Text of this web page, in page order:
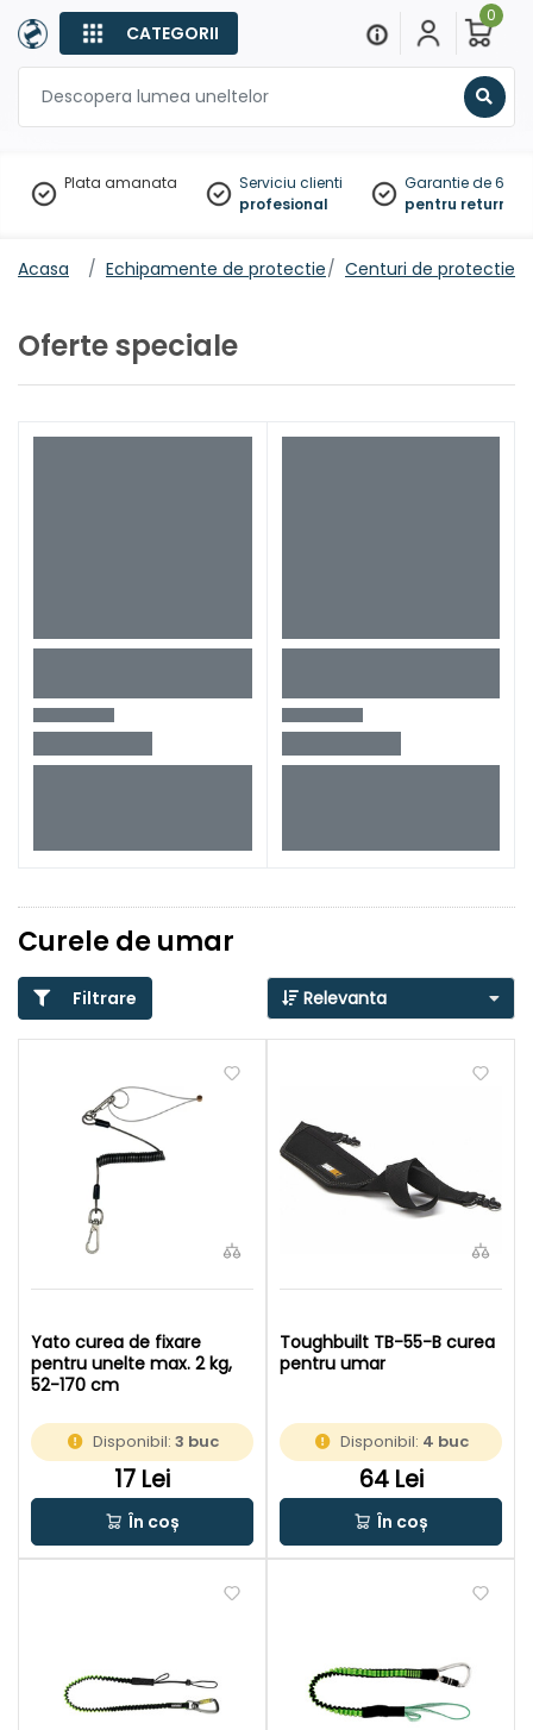
CATEGORII
0
Plata amanata
Serviciu clienti
profesional
Garantie de 60
pentru
Acasa Echipamente de protectie Centuri de protectie
Oferte speciale
Curele de umar
Filtrare Relevanta
Yato curea de fixare
pentru unelte max. 2 kg,
52-170 cm
Disponibil:3 buc
17 Lei
În coș
Toughbuilt TB-55-B curea
pentru umar
Disponibil: 4 buc
64 Lei
În coș